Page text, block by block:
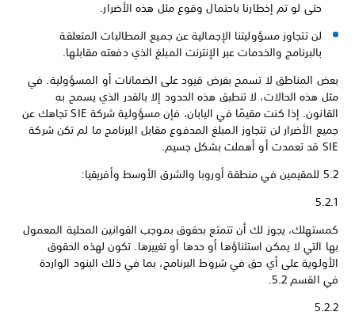
حتى لو تم إخطارنا باحتمال وقوع مثل هذه الأضرار.
لن تتجاوز مسؤوليتنا الإجمالية عن جميع المطالبات المتعلقة
بالبرنامج والخدمات عبر الإنترنت المبلغ الذي دفعته مقابلها.
بعض المناطق لا تسمح بفرض قيود على الضمانات أو المسؤولية. في
مثل هذه الحالات، لا تنطبق هذه الحدود إلا بالقدر الذي يسمح به
القانون. إذا كنت مقيمًا في اليابان، فإن مسؤولية شركة SIE تجاهك عن
جميع الأضرار لن تتجاوز المبلغ المدفوع مقابل البرنامج ما لم تكن شركة
SIE قد تعمدت أو أهملت بشكل جسيم.
5.2 للمقيمين في منطقة أوروبا والشرق الأوسط وأفريقيا:
5.2.1
كمستهلك، يجوز لك أن تتمتع بحقوق بموجب القوانين المحلية المعمول
بها التي لا يمكن استثناؤها أو حدها أو تغييرها. تكون لهذه الحقوق
الأولوية على أي حق في شروط البرنامج، بما في ذلك البنود الواردة
في القسم 5.2.
5.2.2